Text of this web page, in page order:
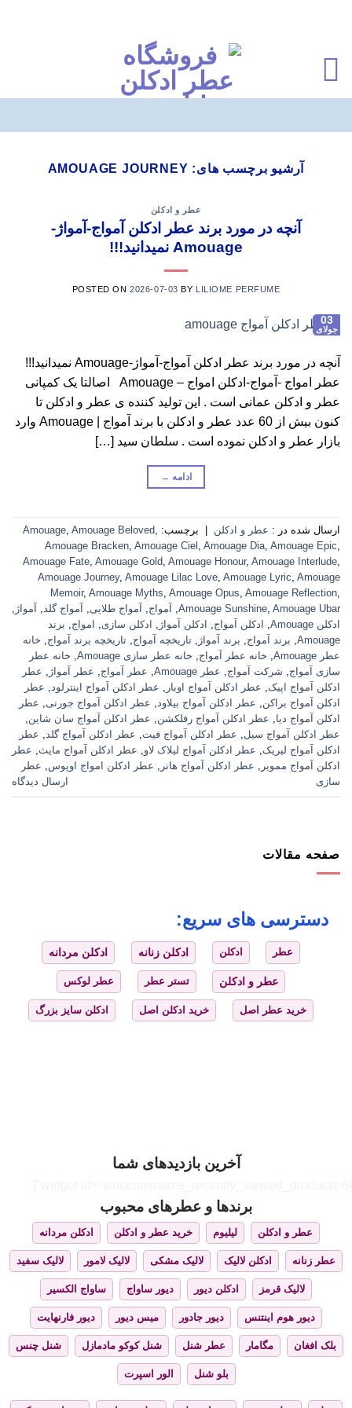
آرشیو برچسب های: AMOUAGE JOURNEY
عطر و ادکلن
آنچه در مورد برند عطر ادکلن آمواج-آمواژ-
Amouage نمیدانید!!!
POSTED ON2026-07-03 BY LILIOME PERFUME
03
جولای
آنچه در مورد برند عطر ادکلن آمواج-آمواژ-Amouage نمیدانید!!!
عطر امواج -آمواج-ادکلن امواج – Amouage اصالتا یک کمپانی
عطر و ادکلن عمانی است . این تولید کننده ی عطر و ادکلن تا
کنون بیش از 60 عدد عطر و ادکلن با برند آمواج | Amouage وارد
بازار عطر و ادکلن نموده است . سلطان سید […]
ادامه →
ارسال شده در : عطر و ادکلن برچسب: Amouage, Amouage Beloved,
Amouage Bracken, Amouage Ciel , Amouage Dia, Amouage Epic,
Amouage Fate, Amouage Gold, Amouage Honour, Amouage Interlude,
Amouage Journey, Amouage Lilac Love, Amouage Lyric, Amouage
Memoir, Amouage Myths, Amouage Opus, Amouage Reflection,
Amouage Sunshine, Amouage Ubar
, آمواج, آمواج طلایی, آمواج گلد, آمواژ ,
ادکلن Amouage
, ادکلن آمواج, ادکلن آمواژ , ادکلن سازی, امواج, برند
Amouage
, برند آمواج, برند آمواژ , تاریخچه آمواج, تاریخچه برند آمواج, خانه
عطر Amouage
, خانه عطر آمواج, خانه عطر سازی Amouage , خانه عطر
سازی آمواج, شرکت آمواج, عطر Amouage , عطر آمواج, عطر آمواژ , عطر
ادکلن آمواج اپیک, عطر ادکلن آمواج اوبار , عطر ادکلن آمواج اینترلود, عطر
ادکلن آمواج براکن, عطر ادکلن آمواج بیلاود, عطر ادکلن آمواج جورنی, عطر
ادکلن آمواج دیا, عطر ادکلن آمواج رفلکشن, عطر ادکلن آمواج سان شاین,
عطر ادکلن آمواج سیل, عطر ادکلن آمواج فیت, عطر ادکلن آمواج گلد, عطر
ادکلن آمواج لیریک, عطر ادکلن آمواج لیلاک لاو, عطر ادکلن آمواج مایث, عطر
ادکلن آمواج ممویر , عطر ادکلن آمواج هانر , عطر ادکلن امواج اوپوس, عطر
سازی
ارسال دیدگاه
صفحه مقالات
دسترسی های سریع:
عطر ادکلن ادکلن زنانه ادکلن مردانه
عطر و ادکلن تستر عطر عطر لوکس
خرید عطر اصل خرید ادکلن اصل ادکلن سایز بزرگ
آخرین بازدیدهای شما
برندها و عطرهای محبوب
عطر و ادکلن لیلیوم خرید عطر و ادکلن ادکلن مردانه
عطر زنانه ادکلن لالیک لالیک مشکی لالیک لامور لالیک سفید
لالیک قرمز ادکلن دیور دیور ساواج ساواج الکسیر
دیور هوم اینتنس دیور جادور میس دیور دیور فارنهایت
بلک افغان مگامار عطر شنل شنل کوکو مادمازل شنل چنس
بلو شنل الور اسپرت